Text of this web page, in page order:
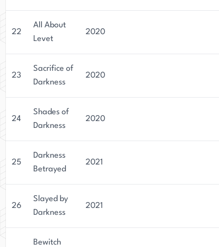
22
All About
Levet
2020
23
Sacrifice of
Darkness
2020
24
Shades of
Darkness
2020
25
Darkness
Betrayed
2021
26
Slayed by
Darkness
2021
Bewitch